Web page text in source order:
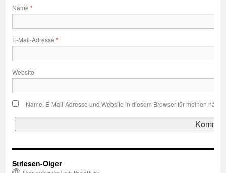
Name *
E-Mail-Adresse *
Website
Name, E-Mail-Adresse und Website in diesem Browser für meinen
Striesen-Oiger